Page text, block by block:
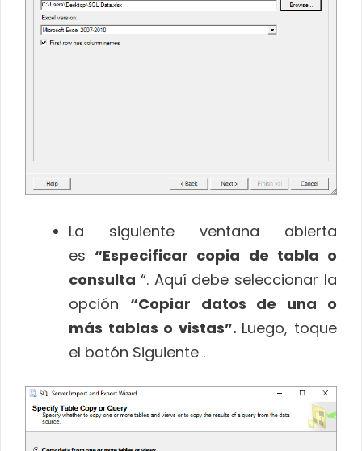
La siguiente ventana abierta
es “Especificar copia de tabla o
consulta “. Aquí debe seleccionar la
opción “Copiar datos de una o
más tablas o vistas”. Luego, toque
el botón Siguiente .